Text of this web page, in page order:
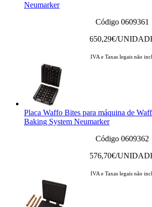
Neumarker
Código 0609361
650,29€/
IVA e Taxas legais não incl.
Placa Waffo Bites para máquina de
Baking System Neumarker
Código 0609362
576,70€/
IVA e Taxas legais não incl.